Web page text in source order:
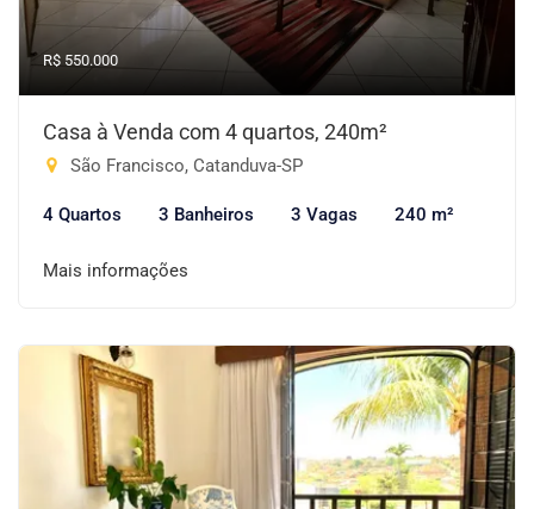
R$ 550.000
Casa à Venda com 4 quartos, 240m²
São Francisco, Catanduva-SP
4 Quartos 3 Banheiros 3 Vagas 240 m²
Mais informações